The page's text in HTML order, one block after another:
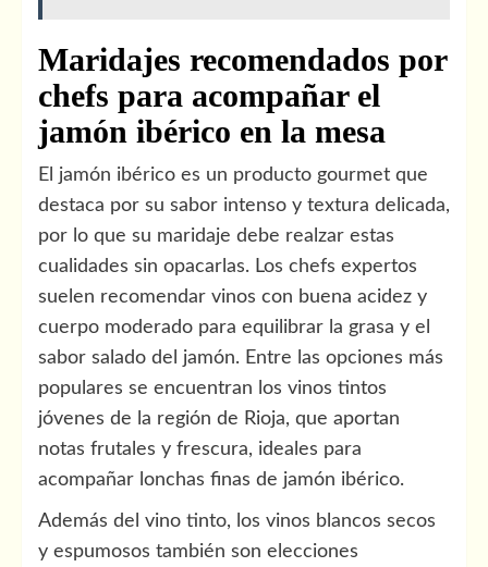
Maridajes recomendados por
chefs para acompañar el
jamón ibérico en la mesa
El jamón ibérico es un producto gourmet que
destaca por su sabor intenso y textura delicada,
por lo que su maridaje debe realzar estas
cualidades sin opacarlas. Los chefs expertos
suelen recomendar vinos con buena acidez y
cuerpo moderado para equilibrar la grasa y el
sabor salado del jamón. Entre las opciones más
populares se encuentran los vinos tintos
jóvenes de la región de Rioja, que aportan
notas frutales y frescura, ideales para
acompañar lonchas finas de jamón ibérico.
Además del vino tinto, los vinos blancos secos
y espumosos también son elecciones